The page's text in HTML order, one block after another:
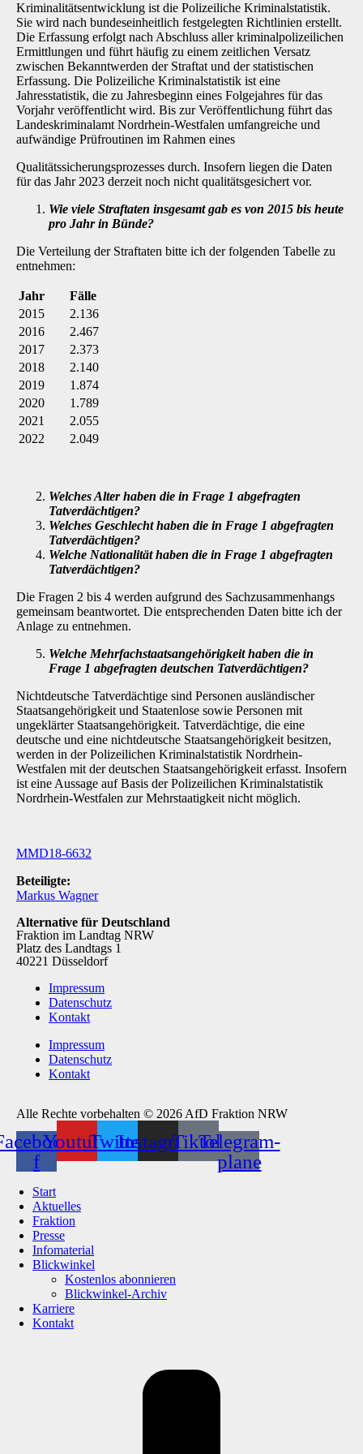
Kriminalitätsentwicklung ist die Polizeiliche Kriminalstatistik.
Sie wird nach bundeseinheitlich festgelegten Richtlinien erstellt.
Die Erfas­sung erfolgt nach Abschluss aller kriminalpolizeilichen
Ermittlungen und führt häufig zu einem zeitlichen Versatz
zwischen Bekanntwerden der Straftat und der statistischen
Erfassung. Die Polizeiliche Kriminalstatistik ist eine
Jahresstatistik, die zu Jahresbeginn eines Folgejahres für das
Vorjahr veröffentlicht wird. Bis zur Veröffentlichung führt das
Landeskriminalamt Nord­rhein-Westfalen umfangreiche und
aufwändige Prüfroutinen im Rahmen eines
Qualitätssicherungsprozesses durch. Insofern liegen die Daten
für das Jahr 2023 derzeit noch nicht qualitätsgesichert vor.
Wie viele Straftaten insgesamt gab es von 2015 bis heute
pro Jahr in Bünde?
Die Verteilung der Straftaten bitte ich der folgenden Tabelle zu
entnehmen:
Jahr
Fälle
2015
2.136
2016
2.467
2017
2.373
2018
2.140
2019
1.874
2020
1.789
2021
2.055
2022
2.049
Welches Alter haben die in Frage 1 abgefragten
Tatverdächtigen?
Welches Geschlecht haben die in Frage 1 abgefragten
Tatverdächtigen?
Welche Nationalität haben die in Frage 1 abgefragten
Tatverdächtigen?
Die Fragen 2 bis 4 werden aufgrund des Sachzusammenhangs
gemeinsam beantwortet. Die entsprechenden Daten bitte ich der
Anlage zu entnehmen.
Welche Mehrfachstaatsangehörigkeit haben die in
Frage 1 abgefragten deutschen Tatverdächtigen?
Nichtdeutsche Tatverdächtige sind Personen ausländischer
Staatsangehörigkeit und Staaten­lose sowie Personen mit
ungeklärter Staatsangehörigkeit. Tatverdächtige, die eine
deutsche und eine nichtdeutsche Staatsangehörigkeit besitzen,
werden in der Polizeilichen Kriminalsta­tistik Nordrhein-
Westfalen mit der deutschen Staatsangehörigkeit erfasst. Insofern
ist eine Aussage auf Basis der Polizeilichen Kriminalstatistik
Nordrhein-Westfalen zur Mehrstaatigkeit nicht möglich.
MMD18-6632
Beteiligte:
Markus Wagner
Alternative für Deutschland
Fraktion im Landtag NRW
Platz des Landtags 1
40221 Düsseldorf
Impressum
Datenschutz
Kontakt
Impressum
Datenschutz
Kontakt
Alle Rechte vorbehalten © 2026 AfD Fraktion NRW
f
YoutubeTwitterInstagramTiktokTelegram-
plane
Start
Aktuelles
Fraktion
Presse
Infomaterial
Blickwinkel
Kostenlos abonnieren
Blickwinkel-Archiv
Karriere
Kontakt